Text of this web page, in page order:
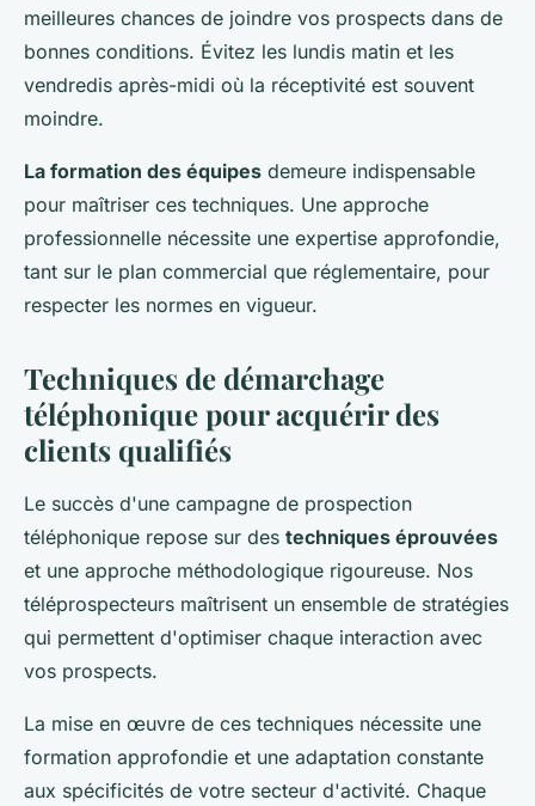
meilleures chances de joindre vos prospects dans de
bonnes conditions. Évitez les lundis matin et les
vendredis après-midi où la réceptivité est souvent
moindre.
La formation des équipes demeure indispensable
pour maîtriser ces techniques. Une approche
professionnelle nécessite une expertise approfondie,
tant sur le plan commercial que réglementaire, pour
respecter les normes en vigueur.
Techniques de démarchage
téléphonique pour acquérir des
clients qualifiés
Le succès d'une campagne de prospection
téléphonique repose sur des techniques éprouvées
et une approche méthodologique rigoureuse. Nos
téléprospecteurs maîtrisent un ensemble de stratégies
qui permettent d'optimiser chaque interaction avec
vos prospects.
La mise en œuvre de ces techniques nécessite une
formation approfondie et une adaptation constante
aux spécificités de votre secteur d'activité. Chaque